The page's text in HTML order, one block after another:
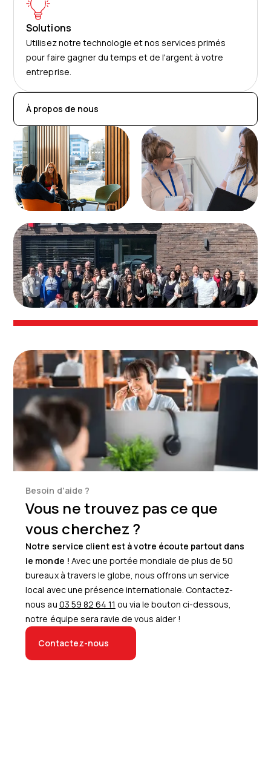
Solutions
Utilisez notre technologie et nos services primés
pour faire gagner du temps et de l'argent à votre
entreprise.
À propos de nous
Besoin d'aide ?
Vous ne trouvez pas ce que
vous cherchez ?
Notre service client est à votre écoute partout dans
le monde ! Avec une portée mondiale de plus de 50
bureaux à travers le globe, nous offrons un service
local avec une présence internationale. Contactez-
nous au 03 59 82 64 11 ou via le bouton ci-dessous,
notre équipe sera ravie de vous aider !
Contactez-nous